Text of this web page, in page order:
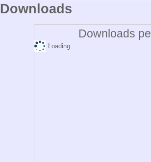
Downloads
Downloads
Loading...